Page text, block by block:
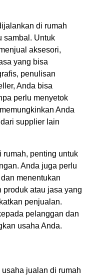
di rumah
sambal. Untuk
aksesori,
yang bisa
penulisan
Anda bisa
perlu menyetok
Anda
supplier lain
penting untuk
Anda juga perlu
menentukan
produk atau jasa yang
penjualan.
pelanggan dan
usaha Anda.
jualan di rumah